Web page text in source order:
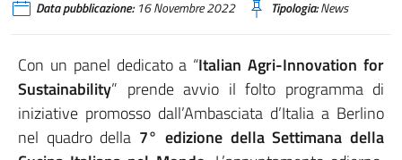
Data pubblicazione:16 Novembre 2022 Tipologia:News
Con un panel dedicato a “Italian Agri-Innovation for
Sustainability” prende avvio il folto programma di
iniziative promosso dall’Ambasciata d’Italia a Berlino
nel quadro della 7° edizione della Settimana della